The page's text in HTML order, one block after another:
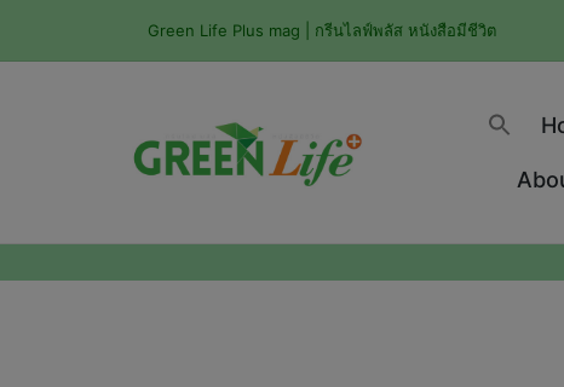
Green Life Plus mag | กรีนไลฟ์พลัส หนังสือมีชีวิต